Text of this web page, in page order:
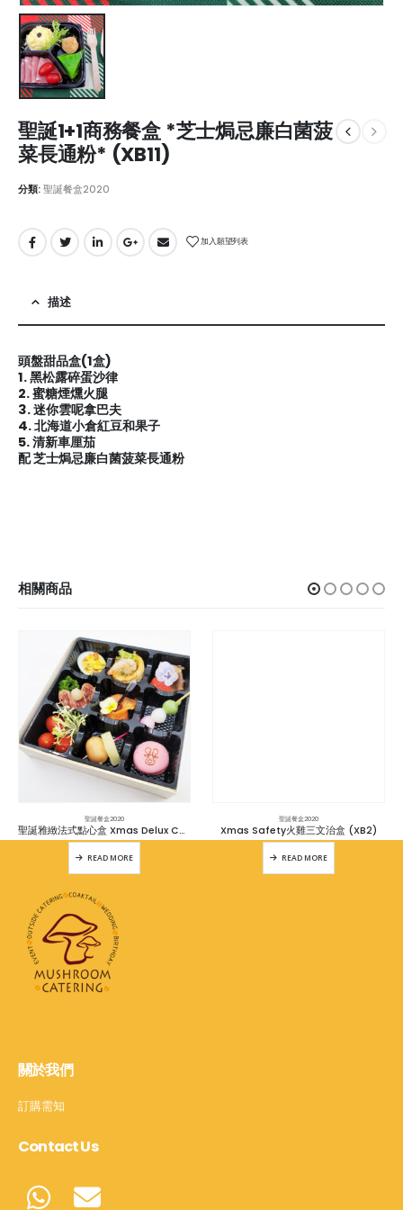
聖誕1+1商務餐盒 *芝士焗忌廉白菌菠
菜長通粉* (XB11)
分類:聖誕餐盒2020
加入願望列表
描述
頭盤甜品盒(1盒)
1. 黑松露碎蛋沙律
2. 蜜糖煙燻火腿
3. 迷你雲呢拿巴夫
4. 北海道小倉紅豆和果子
5. 清新車厘茄
配 芝士焗忌廉白菌菠菜長通粉
相關商品
聖誕餐盒2020
聖誕雅緻法式點心盒 Xmas Delux Canapes Box (XB1)
READ MORE
聖誕餐盒2020
Xmas Safety火雞三文治盒 (XB2)
READ MORE
關於我們
訂購需知
Contact Us